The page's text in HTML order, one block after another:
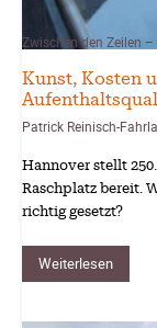
Zwischen den Zeilen –
Kunst, Kosten
Patrick Reinisch-
Hannover stellt
Raschplatz bereit.
richtig gesetzt?
Weiterlesen